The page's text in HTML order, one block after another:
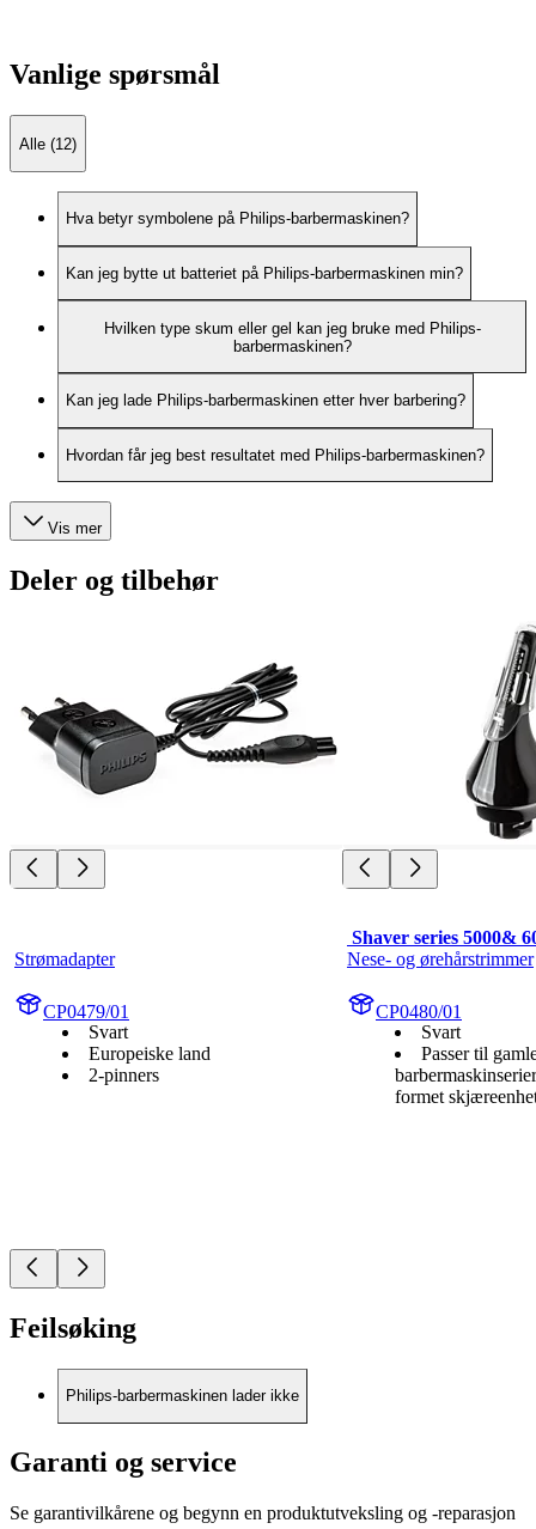
Vanlige spørsmål
Alle (12)
Hva betyr symbolene på Philips-barbermaskinen?
Kan jeg bytte ut batteriet på Philips-barbermaskinen min?
Hvilken type skum eller gel kan jeg bruke med Philips-
barbermaskinen?
Kan jeg lade Philips-barbermaskinen etter hver barbering?
Hvordan får jeg best resultatet med Philips-barbermaskinen?
Vis mer
Deler og tilbehør
Strømadapter
CP0479/01
Svart
Europeiske land
2-pinners
Shaver series 5000&
Nese- og ørehårstrimmer
CP0480/01
Svart
Passer til
formet
Feilsøking
Philips-barbermaskinen lader ikke
Garanti og service
Se garantivilkårene og begynn en produktutveksling og -reparasjon